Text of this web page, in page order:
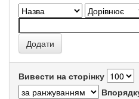
Вивести на сторінку